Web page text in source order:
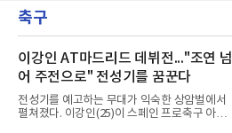
에서 이탈하는 아픔을 겪었고, 이어진 2026시즌
초중반에도 실전 감각 회복
은 0.301로 하락했다. 1회와 4회 유격수 땅볼, 7
회 2루수 땅볼로 물러났고 9회초 대수비와 교체
데다 7회 6실점이 겹쳐 0-8로 졌다.샌디에이고
파드리스 송성문은 휴스턴 애스트로스와의 홈경
기에 결장했다. 샌디에이고는 3-2로 이겼다.
축구
이강인 AT마드리드 데뷔전..."조연 넘
어 주전으로" 전성기를 꿈꾼다
전성기를 예고하는 무대가 익숙한 상암벌에서
펼쳐졌다. 이강인(25)이 스페인 프로축구 아틀